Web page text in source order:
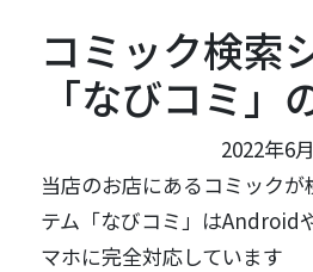
コミック検索
「なびコミ」
2022年6
当店のお店にあるコミック
テム「なびコミ」はAndroid
マホに完全対応しています